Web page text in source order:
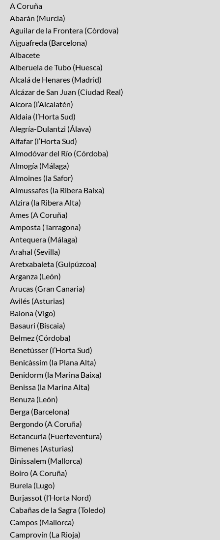
A Coruña
Abarán (Murcia)
Aguilar de la Frontera (Còrdova)
Aiguafreda (Barcelona)
Albacete
Alberuela de Tubo (Huesca)
Alcalá de Henares (Madrid)
Alcázar de San Juan (Ciudad Real)
Alcora (l’Alcalatén)
Aldaia (l’Horta Sud)
Alegría-Dulantzi (Álava)
Alfafar (l’Horta Sud)
Almodóvar del Río (Córdoba)
Almogía (Málaga)
Almoines (la Safor)
Almussafes (la Ribera Baixa)
Alzira (la Ribera Alta)
Ames (A Coruña)
Amposta (Tarragona)
Antequera (Málaga)
Arahal (Sevilla)
Aretxabaleta (Guipúzcoa)
Arganza (León)
Arucas (Gran Canaria)
Avilés (Asturias)
Baiona (Vigo)
Basauri (Biscaia)
Belmez (Córdoba)
Benetússer (l’Horta Sud)
Benicàssim (la Plana Alta)
Benidorm (la Marina Baixa)
Benissa (la Marina Alta)
Benuza (León)
Berga (Barcelona)
Bergondo (A Coruña)
Betancuria (Fuerteventura)
Bimenes (Asturias)
Binissalem (Mallorca)
Boiro (A Coruña)
Burela (Lugo)
Burjassot (l’Horta Nord)
Cabañas de la Sagra (Toledo)
Campos (Mallorca)
Camprovín (La Rioja)